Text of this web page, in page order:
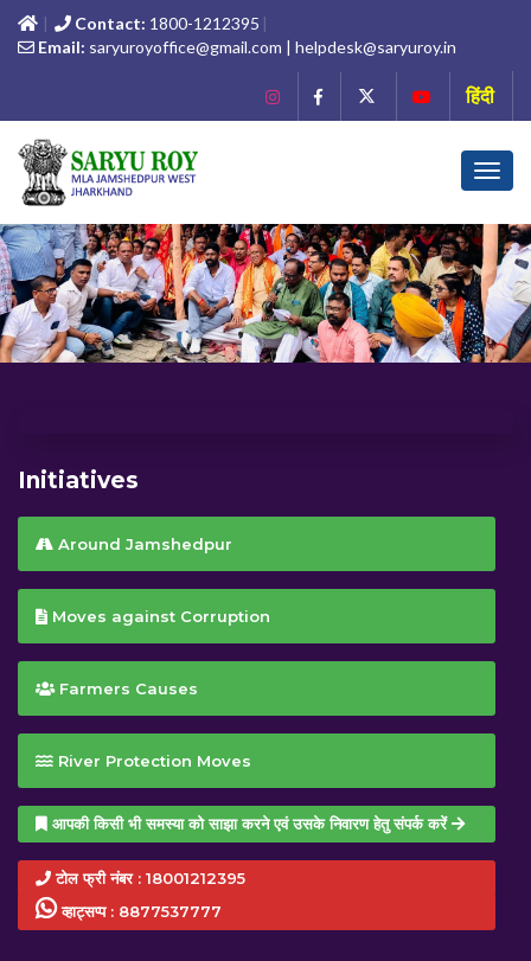
Contact: 1800-1212395
Email: saryuroyoffice@gmail.com | helpdesk@saryuroy.in
हिंदी
Shri Saryu Roy
Initiatives
Around Jamshedpur
Moves against Corruption
Farmers Causes
River Protection Moves
आपकी किसी भी समस्या को साझा करने एवं उसके निवारण हेतु संपर्क करें
टोल फ्री नंबर : 18001212395
व्हाट्सप्प : 8877537777